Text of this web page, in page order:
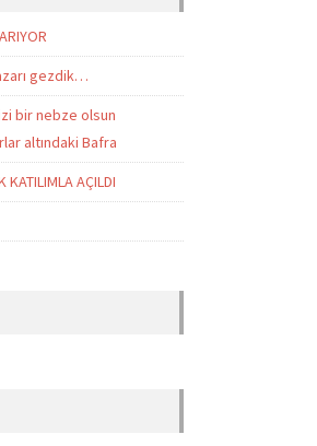
gezdik…
bir nebze olsun
altındaki Bafra
KATILIMLA AÇILDI